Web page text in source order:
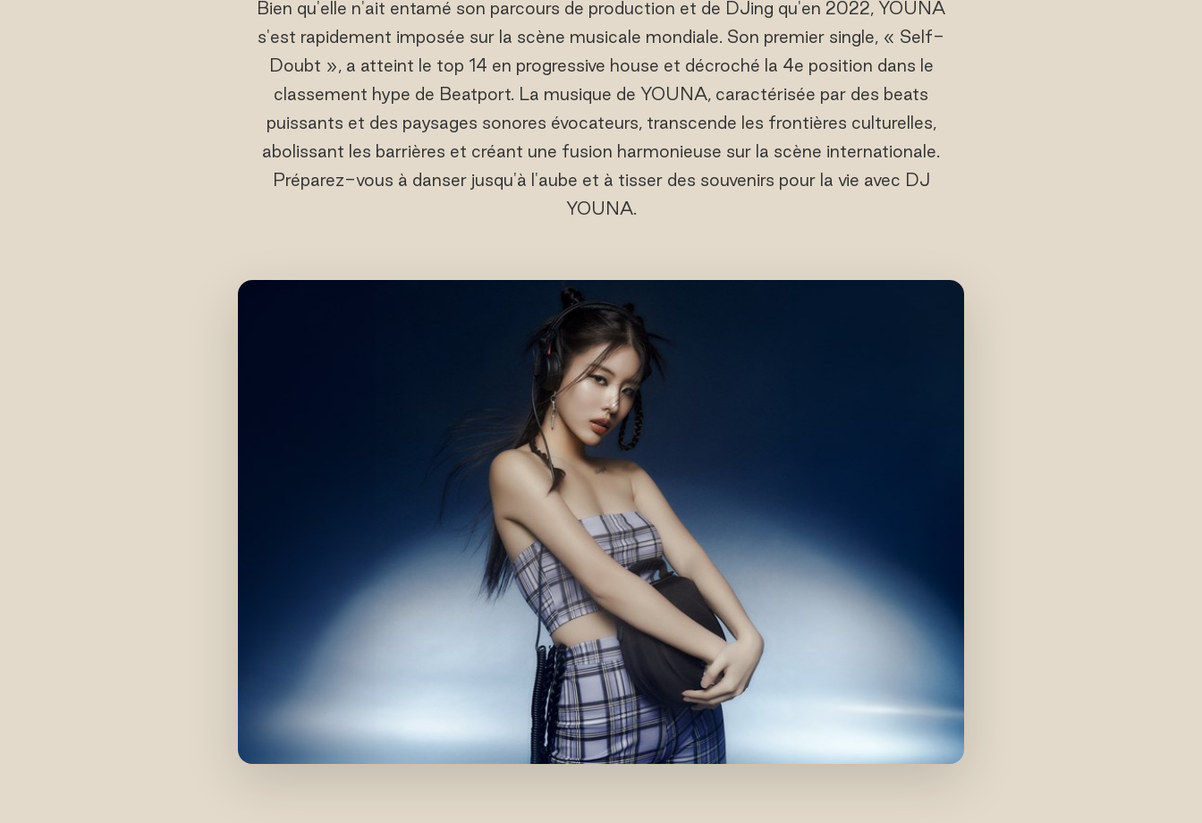
Bien qu'elle n'ait entamé son parcours de production et de DJing qu'en 2022, YOUNA
s'est rapidement imposée sur la scène musicale mondiale. Son premier single, « Self-
Doubt », a atteint le top 14 en progressive house et décroché la 4e position dans le
classement hype de Beatport. La musique de YOUNA, caractérisée par des beats
puissants et des paysages sonores évocateurs, transcende les frontières culturelles,
abolissant les barrières et créant une fusion harmonieuse sur la scène internationale.
Préparez-vous à danser jusqu'à l'aube et à tisser des souvenirs pour la vie avec DJ
YOUNA.